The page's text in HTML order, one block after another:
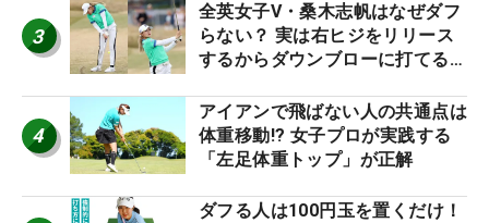
3
全英女子V・桑木志帆はなぜダフ
らない？ 実は右ヒジをリリース
するからダウンブローに打てる #
4
アイアンで飛ばない人の共通点は
体重移動!? 女子プロが実践する
「左足体重トップ」が正解
ダフる人は100円玉を置くだけ！